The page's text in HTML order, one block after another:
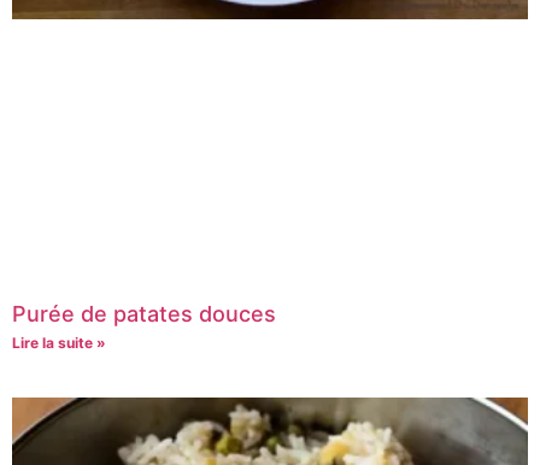
Purée de patates douces
Lire la suite »